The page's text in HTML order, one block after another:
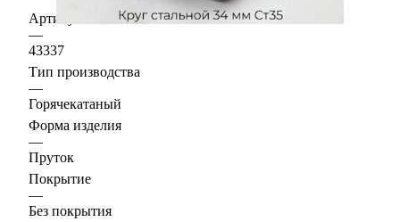
Артикул
—
43337
Тип производства
—
Горячекатаный
Форма изделия
—
Пруток
Покрытие
—
Без покрытия